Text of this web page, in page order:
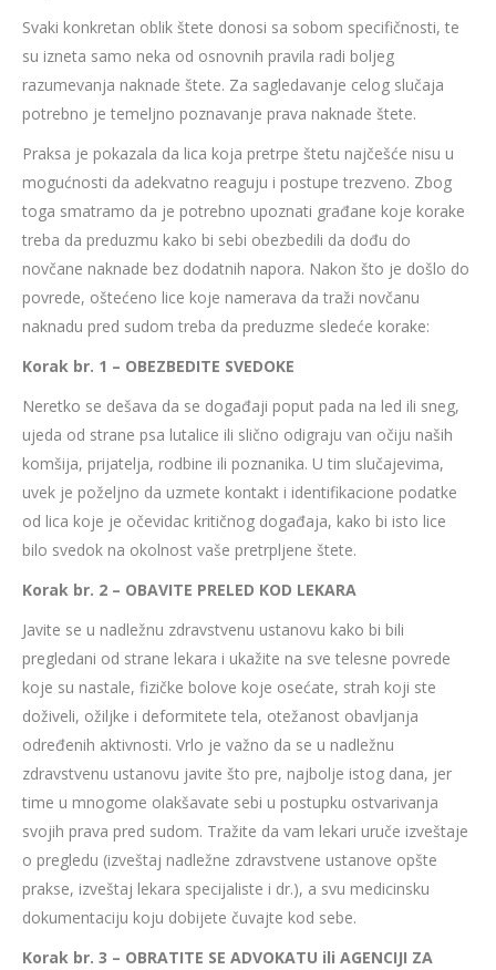
Svaki konkretan oblik štete donosi sa sobom specifičnosti, te
su izneta samo neka od osnovnih pravila radi boljeg
razumevanja naknade štete. Za sagledavanje celog slučaja
potrebno je temeljno poznavanje prava naknade štete.
Praksa je pokazala da lica koja pretrpe štetu najčešće nisu u
mogućnosti da adekvatno reaguju i postupe trezveno. Zbog
toga smatramo da je potrebno upoznati građane koje korake
treba da preduzmu kako bi sebi obezbedili da dođu do
novčane naknade bez dodatnih napora. Nakon što je došlo do
povrede, oštećeno lice koje namerava da traži novčanu
naknadu pred sudom treba da preduzme sledeće korake:
Korak br. 1 – OBEZBEDITE SVEDOKE
Neretko se dešava da se događaji poput pada na led ili sneg,
ujeda od strane psa lutalice ili slično odigraju van očiju naših
komšija, prijatelja, rodbine ili poznanika. U tim slučajevima,
uvek je poželjno da uzmete kontakt i identifikacione podatke
od lica koje je očevidac kritičnog događaja, kako bi isto lice
bilo svedok na okolnost vaše pretrpljene štete.
Korak br. 2 – OBAVITE PRELED KOD LEKARA
Javite se u nadležnu zdravstvenu ustanovu kako bi bili
pregledani od strane lekara i ukažite na sve telesne povrede
koje su nastale, fizičke bolove koje osećate, strah koji ste
doživeli, ožiljke i deformitete tela, otežanost obavljanja
određenih aktivnosti. Vrlo je važno da se u nadležnu
zdravstvenu ustanovu javite što pre, najbolje istog dana, jer
time u mnogome olakšavate sebi u postupku ostvarivanja
svojih prava pred sudom. Tražite da vam lekari uruče izveštaje
o pregledu (izveštaj nadležne zdravstvene ustanove opšte
prakse, izveštaj lekara specijaliste i dr.), a svu medicinsku
dokumentaciju koju dobijete čuvajte kod sebe.
Korak br. 3 – OBRATITE SE ADVOKATU ili AGENCIJI ZA